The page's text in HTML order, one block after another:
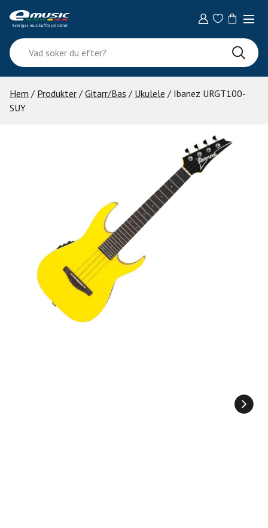
content
Vad
söker
du
efter?
Hem / Produkter / Gitarr/Bas / Ukulele / Ibanez URGT100-
SUY